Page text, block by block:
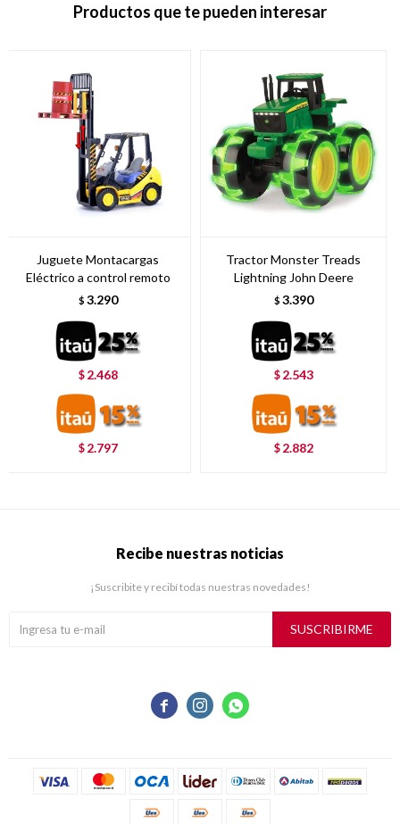
Productos que te pueden interesar
Juguete Montacargas
Eléctrico a control remoto
$ 3.290
$ 2.468
$ 2.797
Tractor Monster Treads
Lightning John Deere
$ 3.390
$ 2.543
$ 2.882
  
Recibe nuestras noticias
¡Suscribite y recibí todas nuestras novedades!
SUSCRIBIRME